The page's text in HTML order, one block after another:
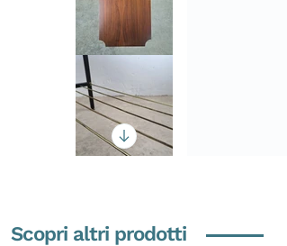
Scopri altri prodotti